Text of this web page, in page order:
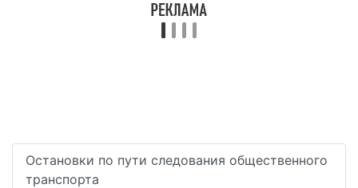
Остановки по пути следования общественного
транспорта